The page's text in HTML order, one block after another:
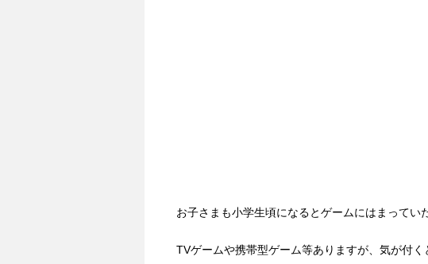
お子さまも小学生頃になるとゲームにはまってい
TVゲームや携帯型ゲーム等ありますが、気が付